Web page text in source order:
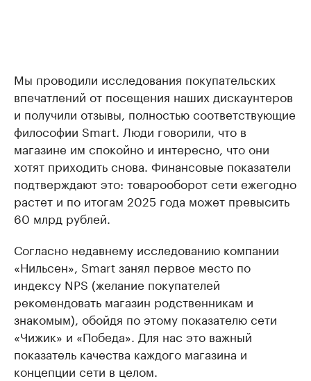
Мы проводили исследования покупательских
впечатлений от посещения наших дискаунтеров
и получили отзывы, полностью соответствующие
философии Smart. Люди говорили, что в
магазине им спокойно и интересно, что они
хотят приходить снова. Финансовые показатели
подтверждают это: товарооборот сети ежегодно
растет и по итогам 2025 года может превысить
60 млрд рублей.
Согласно недавнему исследованию компании
«Нильсен», Smart занял первое место по
индексу NPS (желание покупателей
рекомендовать магазин родственникам и
знакомым), обойдя по этому показателю сети
«Чижик» и «Победа». Для нас это важный
показатель качества каждого магазина и
концепции сети в целом.